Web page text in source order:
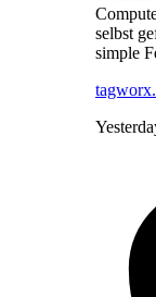
selbst
simple